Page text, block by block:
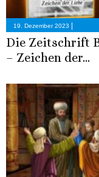
19. Dezember 2023 |
Die Zeitschrift
– Zeichen der...